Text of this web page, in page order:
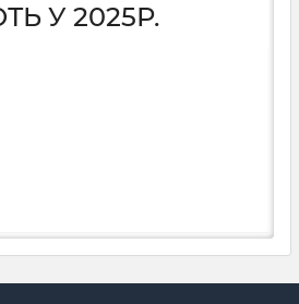
У 2025Р.